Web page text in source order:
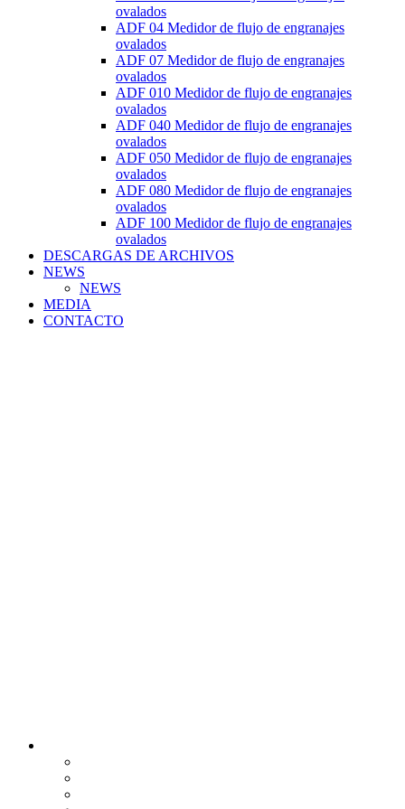
ovalados
ADF 04 Medidor de flujo de engranajes
ovalados
ADF 07 Medidor de flujo de engranajes
ovalados
ADF 010 Medidor de flujo de engranajes
ovalados
ADF 040 Medidor de flujo de engranajes
ovalados
ADF 050 Medidor de flujo de engranajes
ovalados
ADF 080 Medidor de flujo de engranajes
ovalados
ADF 100 Medidor de flujo de engranajes
ovalados
DESCARGAS DE ARCHIVOS
NEWS
NEWS
MEDIA
CONTACTO